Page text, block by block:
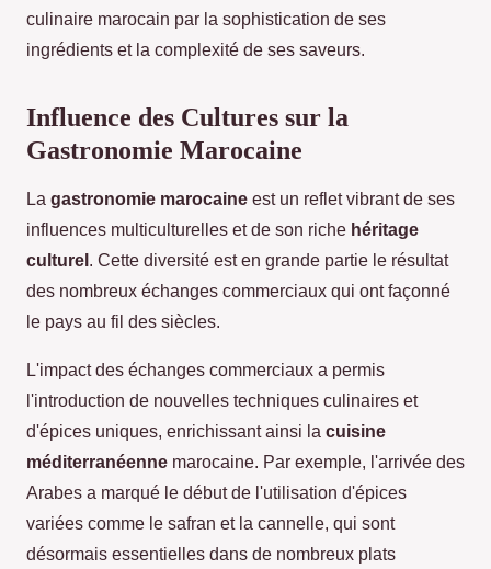
culinaire marocain par la sophistication de ses
ingrédients et la complexité de ses saveurs.
Influence des Cultures sur la
Gastronomie Marocaine
La gastronomie marocaine est un reflet vibrant de ses
influences multiculturelles et de son riche héritage
culturel . Cette diversité est en grande partie le résultat
des nombreux échanges commerciaux qui ont façonné
le pays au fil des siècles.
L'impact des échanges commerciaux a permis
l'introduction de nouvelles techniques culinaires et
d'épices uniques, enrichissant ainsi la cuisine
méditerranéenne marocaine. Par exemple, l'arrivée des
Arabes a marqué le début de l'utilisation d'épices
variées comme le safran et la cannelle, qui sont
désormais essentielles dans de nombreux plats